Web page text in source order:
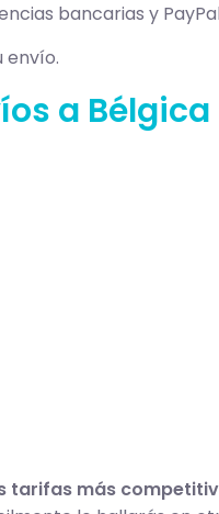
bancarias y
envío.
a
tarifas más